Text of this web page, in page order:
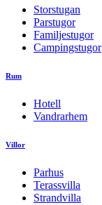
Storstugan
Parstugor
Familjestugor
Campingstugor
Rum
Hotell
Vandrarhem
Villor
Parhus
Terassvilla
Strandvilla